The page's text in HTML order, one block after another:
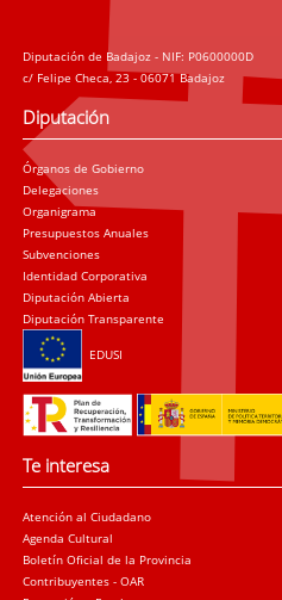
Diputación de Badajoz - NIF: P0600000D
c/ Felipe Checa, 23 - 06071 Badajoz
Diputación
Órganos de Gobierno
Delegaciones
Organigrama
Presupuestos Anuales
Subvenciones
Identidad Corporativa
Diputación Abierta
Diputación Transparente
EDUSI
Te interesa
Atención al Ciudadano
Agenda Cultural
Boletín Oficial de la Provincia
Contribuyentes - OAR